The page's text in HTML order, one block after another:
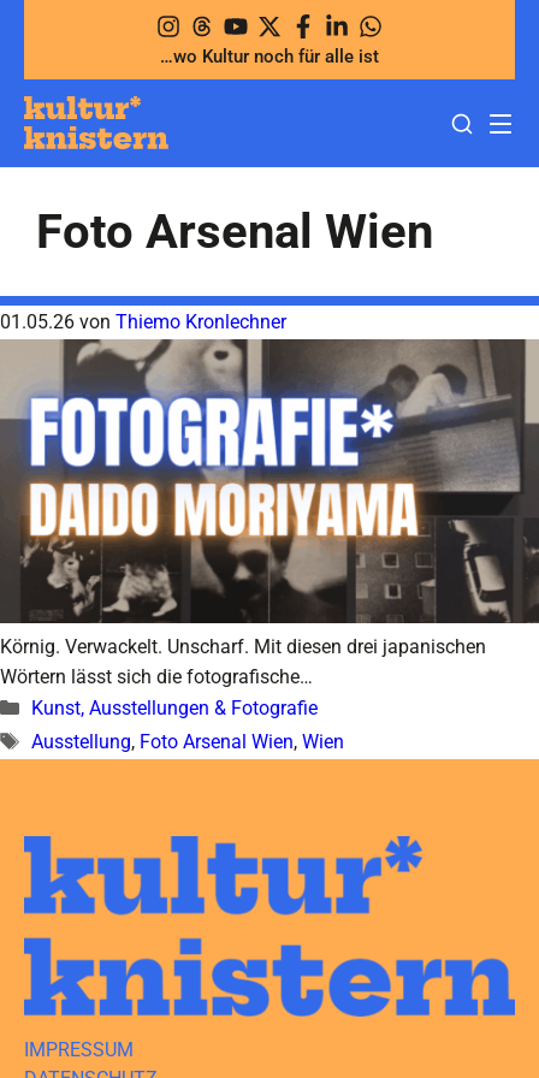
springen
…wo Kultur noch für alle ist
Foto Arsenal Wien
01.05.26 von Thiemo Kronlechner
Körnig. Verwackelt. Unscharf. Mit diesen drei japanischen
Wörtern lässt sich die fotografische…
Kategorien
Kunst, Ausstellungen & Fotografie
Schlagwörter
Ausstellung, Foto Arsenal Wien, Wien
IMPRESSUM